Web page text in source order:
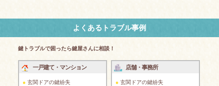
よくあるトラブル事例
鍵トラブルで困ったら鍵屋さんに相談！
一戸建て・マンション
玄関ドアの鍵紛失
店舗・事務所
玄関ドアの鍵紛失